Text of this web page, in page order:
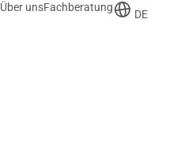
Über unsFachberatung
DE